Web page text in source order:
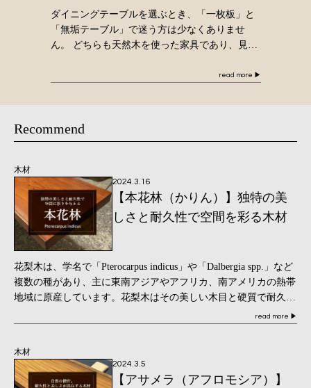
ダイニングテーブルを選ぶとき、「一枚板」と
「無垢テーブル」で迷う方は少なくありませ
ん。 どちらも天然木を使った家具であり、見た
感、そして時間が経ったときの満足感には違い
read more ▶
Recommend
木材
2024.3.16
【本花林（かりん）】独特の美
しさと耐久性で空間を彩る木材
花梨木は、学名で「Pterocarpus indicus」や「Dalbergia spp.」など
複数の種があり、主に東南アジアやアフリカ、南アメリカの熱帯
地域に原産しています。花梨木はその美しい木目と硬質で耐久性
read more ▶
木材
2024.3.5
【アサメラ（アフロモシア）】